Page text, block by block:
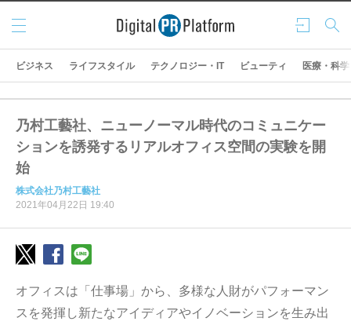
ログ
イン
検索
メニ
ュー
ビジネス ライフスタイル テクノロジー・IT ビューティ 医療・科学
乃村工藝社、ニューノーマル時代のコミュニケー
ションを誘発するリアルオフィス空間の実験を開
始
株式会社乃村工藝社
2021年04月22日 19:40
オフィスは「仕事場」から、多様な人財がパフォーマン
スを発揮し新たなアイディアやイノベーションを生み出